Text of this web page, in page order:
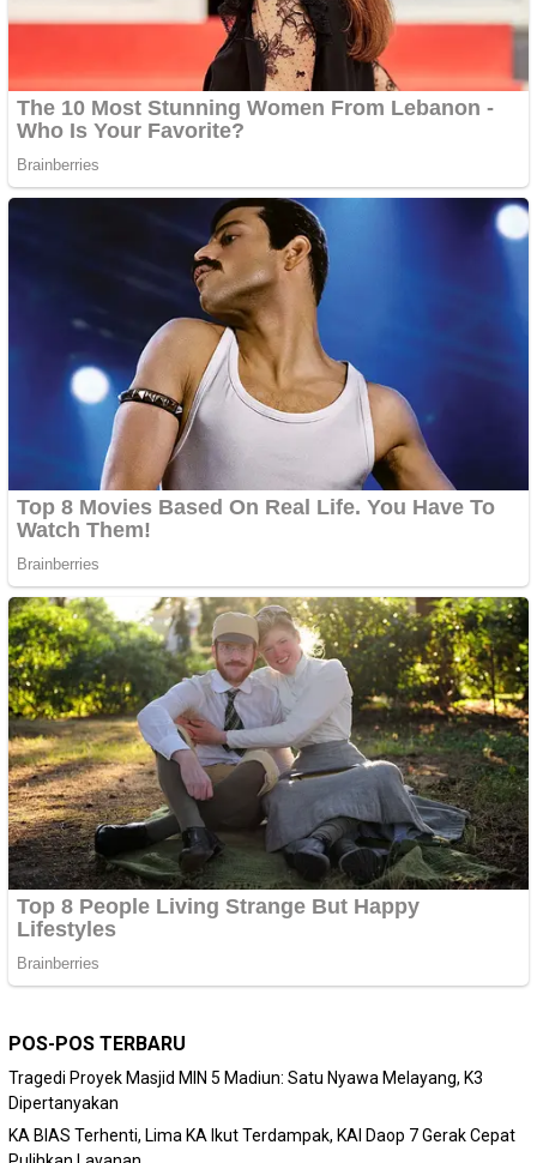
POS-POS TERBARU
Tragedi Proyek Masjid MIN 5 Madiun: Satu Nyawa Melayang, K3
Dipertanyakan
KA BIAS Terhenti, Lima KA Ikut Terdampak, KAI Daop 7 Gerak Cepat